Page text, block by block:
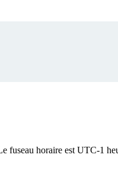
fuseau horaire est UTC-1